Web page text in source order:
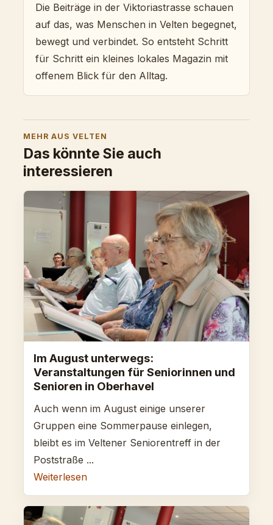
Die Beiträge in der Viktoriastrasse schauen
auf das, was Menschen in Velten begegnet,
bewegt und verbindet. So entsteht Schritt
für Schritt ein kleines lokales Magazin mit
offenem Blick für den Alltag.
MEHR AUS VELTEN
Das könnte Sie auch
interessieren
Im August unterwegs:
Veranstaltungen für Seniorinnen und
Senioren in Oberhavel
Auch wenn im August einige unserer
Gruppen eine Sommerpause einlegen,
bleibt es im Veltener Seniorentreff in der
Poststraße ...
Weiterlesen